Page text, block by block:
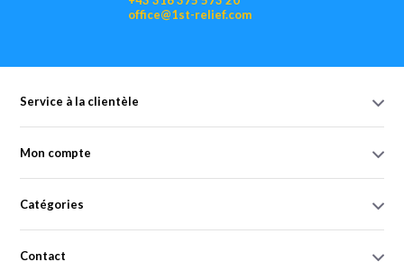
office@1st-relief.com
Service à la clientèle
Mon compte
Catégories
Contact